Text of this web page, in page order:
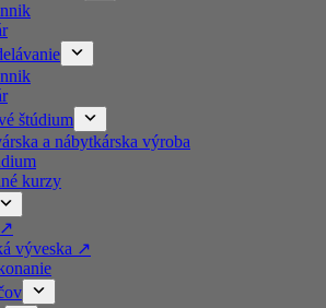
štúdium
a nábytkárska výroba
kurzy​
↗️
výveska ↗️